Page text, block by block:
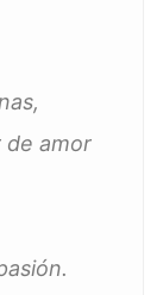
de amor